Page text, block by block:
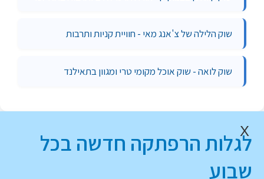
שוק הלילה של צ'אנג מאי - חוויית קניות ותרבות
שוק לואה - שוק אוכל מקומי טרי ומגוון בתאילנד
X
לגלות הרפתקה חדשה בכל
שבוע